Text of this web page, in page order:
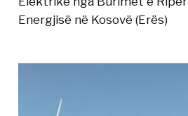
Energjisë në Kosovë (Erës)